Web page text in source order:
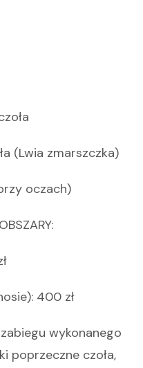
(Lwia zmarszczka)
oczach)
400 zł
wykonanego
poprzeczne czoła,